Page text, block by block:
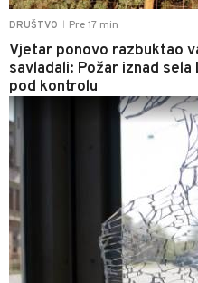
DRUŠTVO Pre 17 min
Vjetar ponovo razbuktao
savladali: Požar iznad
pod kontrolu